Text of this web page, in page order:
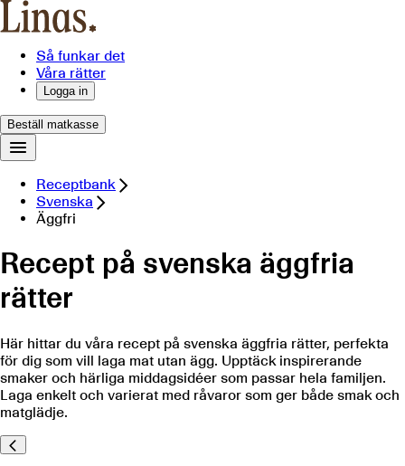
Så funkar det
Våra rätter
Logga in
Beställ matkasse
Receptbank
Svenska
Äggfri
Recept på svenska äggfria
rätter
Här hittar du våra recept på svenska äggfria rätter, perfekta
för dig som vill laga mat utan ägg. Upptäck inspirerande
smaker och härliga middagsidéer som passar hela familjen.
Laga enkelt och varierat med råvaror som ger både smak och
matglädje.